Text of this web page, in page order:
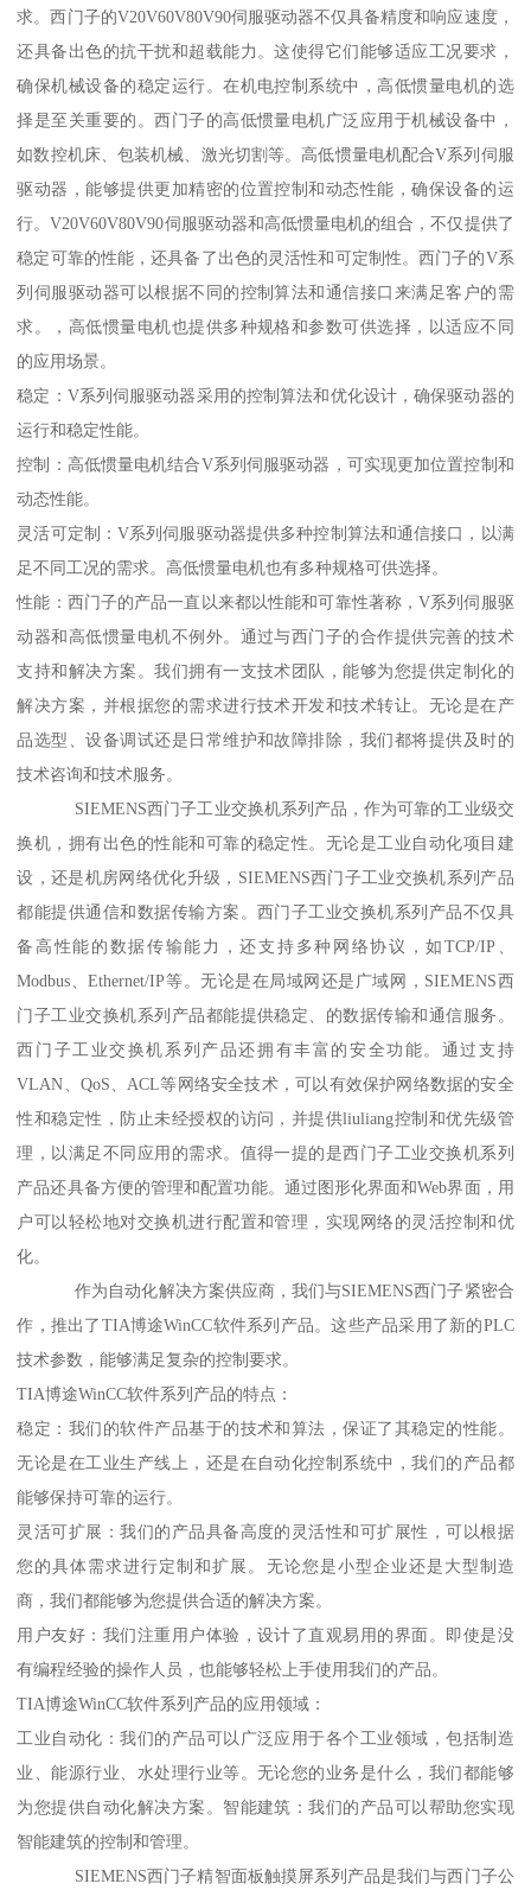
求。西门子的V20V60V80V90伺服驱动器不仅具备精度和响应速度，
还具备出色的抗干扰和超载能力。这使得它们能够适应工况要求，
确保机械设备的稳定运行。在机电控制系统中，高低惯量电机的选
择是至关重要的。西门子的高低惯量电机广泛应用于机械设备中，
如数控机床、包装机械、激光切割等。高低惯量电机配合V系列伺服
驱动器，能够提供更加精密的位置控制和动态性能，确保设备的运
行。V20V60V80V90伺服驱动器和高低惯量电机的组合，不仅提供了
稳定可靠的性能，还具备了出色的灵活性和可定制性。西门子的V系
列伺服驱动器可以根据不同的控制算法和通信接口来满足客户的需
求。，高低惯量电机也提供多种规格和参数可供选择，以适应不同
的应用场景。
稳定：V系列伺服驱动器采用的控制算法和优化设计，确保驱动器的
运行和稳定性能。
控制：高低惯量电机结合V系列伺服驱动器，可实现更加位置控制和
动态性能。
灵活可定制：V系列伺服驱动器提供多种控制算法和通信接口，以满
足不同工况的需求。高低惯量电机也有多种规格可供选择。
性能：西门子的产品一直以来都以性能和可靠性著称，V系列伺服驱
动器和高低惯量电机不例外。通过与西门子的合作提供完善的技术
支持和解决方案。我们拥有一支技术团队，能够为您提供定制化的
解决方案，并根据您的需求进行技术开发和技术转让。无论是在产
品选型、设备调试还是日常维护和故障排除，我们都将提供及时的
技术咨询和技术服务。
SIEMENS西门子工业交换机系列产品，作为可靠的工业级交
换机，拥有出色的性能和可靠的稳定性。无论是工业自动化项目建
设，还是机房网络优化升级，SIEMENS西门子工业交换机系列产品
都能提供通信和数据传输方案。西门子工业交换机系列产品不仅具
备高性能的数据传输能力，还支持多种网络协议，如TCP/IP、
Modbus、Ethernet/IP等。无论是在局域网还是广域网，SIEMENS西
门子工业交换机系列产品都能提供稳定、的数据传输和通信服务。
西门子工业交换机系列产品还拥有丰富的安全功能。通过支持
VLAN、QoS、ACL等网络安全技术，可以有效保护网络数据的安全
性和稳定性，防止未经授权的访问，并提供liuliang控制和优先级管
理，以满足不同应用的需求。值得一提的是西门子工业交换机系列
产品还具备方便的管理和配置功能。通过图形化界面和Web界面，用
户可以轻松地对交换机进行配置和管理，实现网络的灵活控制和优
化。
作为自动化解决方案供应商，我们与SIEMENS西门子紧密合
作，推出了TIA博途WinCC软件系列产品。这些产品采用了新的PLC
技术参数，能够满足复杂的控制要求。
TIA博途WinCC软件系列产品的特点：
稳定：我们的软件产品基于的技术和算法，保证了其稳定的性能。
无论是在工业生产线上，还是在自动化控制系统中，我们的产品都
能够保持可靠的运行。
灵活可扩展：我们的产品具备高度的灵活性和可扩展性，可以根据
您的具体需求进行定制和扩展。无论您是小型企业还是大型制造
商，我们都能够为您提供合适的解决方案。
用户友好：我们注重用户体验，设计了直观易用的界面。即使是没
有编程经验的操作人员，也能够轻松上手使用我们的产品。
TIA博途WinCC软件系列产品的应用领域：
工业自动化：我们的产品可以广泛应用于各个工业领域，包括制造
业、能源行业、水处理行业等。无论您的业务是什么，我们都能够
为您提供自动化解决方案。智能建筑：我们的产品可以帮助您实现
智能建筑的控制和管理。
SIEMENS西门子精智面板触摸屏系列产品是我们与西门子公